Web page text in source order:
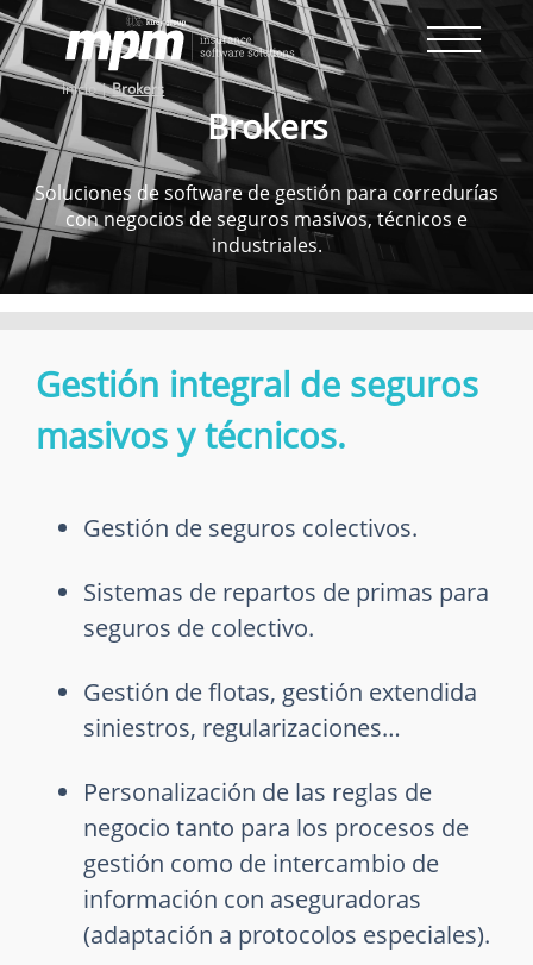
Skip
to
content
Inicio|Brokers
Brokers
Soluciones de software de gestión para corredurías
con negocios de seguros masivos, técnicos e
industriales.
Gestión integral de seguros
masivos y técnicos.
Gestión de seguros colectivos.
Sistemas de repartos de primas para
seguros de colectivo.
Gestión de flotas, gestión extendida
siniestros, regularizaciones…
Personalización de las reglas de
negocio tanto para los procesos de
gestión como de intercambio de
información con aseguradoras
(adaptación a protocolos especiales).